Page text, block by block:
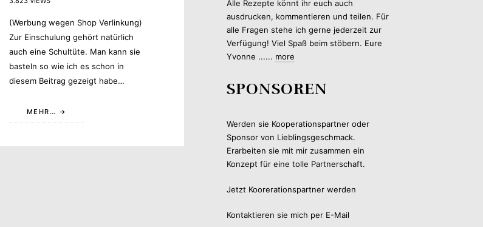
(Werbung wegen Shop Verlinkung)
Zur Einschulung gehört natürlich
auch eine Schultüte. Man kann sie
basteln so wie ich es schon in
diesem Beitrag gezeigt habe…
MEHR…
Alle Rezepte könnt ihr euch auch
ausdrucken, kommentieren und teilen. Für
alle Fragen stehe ich gerne jederzeit zur
Verfügung! Viel Spaß beim stöbern. Eure
Yvonne ...... more
SPONSOREN
Werden sie Kooperationspartner oder
Sponsor von Lieblingsgeschmack.
Erarbeiten sie mit mir zusammen ein
Konzept für eine tolle Partnerschaft.
Jetzt Koorerationspartner werden
Kontaktieren sie mich per E-Mail